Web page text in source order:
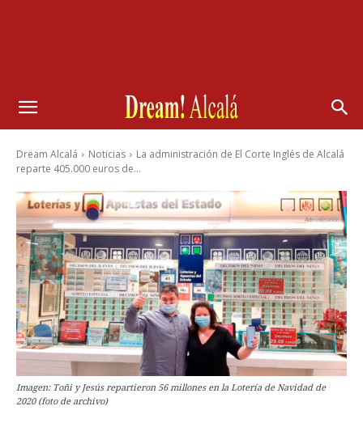
Dream Alcalá Noticias
La administración de El Corte Inglés de Alcalá
reparte 405.000 euros de...
Imagen: Toñi y Jesús repartieron 56 millones en la Lotería de Navidad de
2020 (foto de archivo)